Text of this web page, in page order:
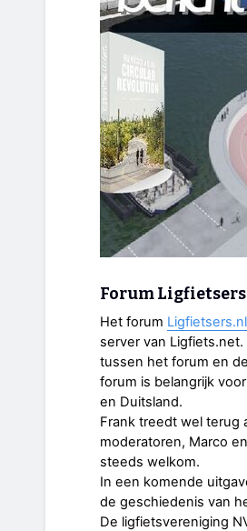
Forum
Het forum Ligfietsers.nl
server van
tussen het forum en
forum is belangrijk
en Duitsland.
Frank treedt wel terug
moderatoren, Marco
steeds welkom.
In een komende
de geschiedenis van
De ligfietsvereniging